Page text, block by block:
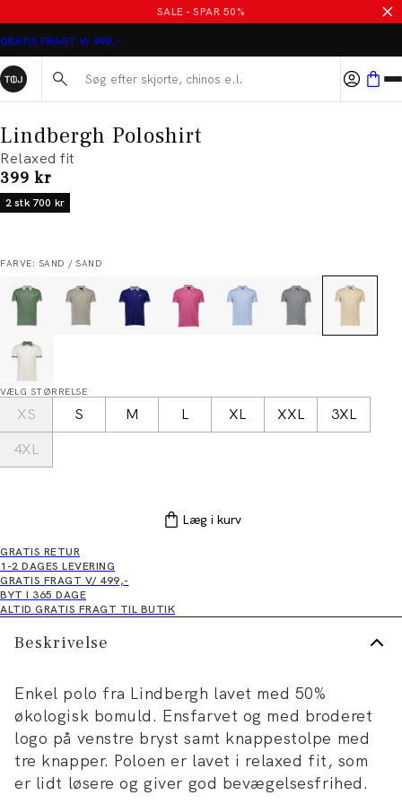
SALE - SPAR 50%
GRATIS FRAGT V/ 499,-
Søg her...
Lindbergh Poloshirt
Relaxed fit
I alt (inkl. rabat)
399 kr
2 stk 700 kr
FARVE: SAND / SAND
VÆLG STØRRELSE
XS S M L XL XXL
3XL
4XL
Læg i kurv
GRATIS RETUR
1-2 DAGES LEVERING
GRATIS FRAGT V/ 499,-
BYT I 365 DAGE
ALTID GRATIS FRAGT TIL BUTIK
Beskrivelse
Enkel polo fra Lindbergh lavet med 50%
økologisk bomuld. Ensfarvet og med broderet
logo på venstre bryst samt knappestolpe med
tre knapper. Poloen er lavet i relaxed fit, som
er lidt løsere og giver god bevægelsesfrihed.